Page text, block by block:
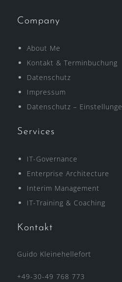
Company
About Me
Kontakt & Terminbuchung
Datenschutz
Impressum
Datenschutz –
Services
IT-Governance
Enterprise Architecture
Interim Management
IT-Training & Coaching
Kontakt
Guido Kleinehellefort
+49-30-49 768 773